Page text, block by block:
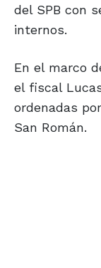
del SPB con
internos.
En el marco
el fiscal
ordenadas
San Román.